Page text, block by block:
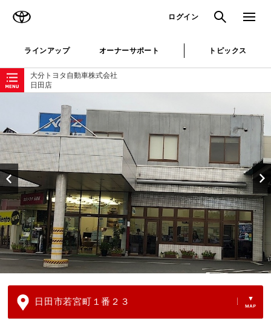
ログイン 検索 メニュ
ラインアップ オーナーサポート トピックス
大分トヨタ自動車株式会社
日田店
ローカルナビゲーション
日田市若宮町１番２３